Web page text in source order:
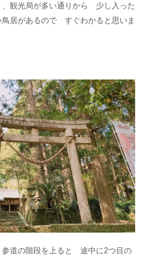
、観光局が多い通りから 少し入った
鳥居があるので すぐわかると思いま
参道の階段を上ると 途中に2つ目の